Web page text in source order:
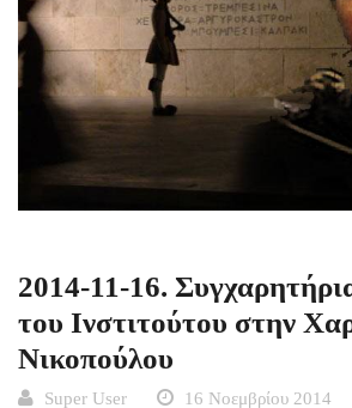
2014-11-16.
του Ινστιτούτου στην
Νικοπούλου
Super User
16 Νοεμβρίου 2014